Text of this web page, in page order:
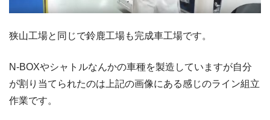
狭山工場と同じで鈴鹿工場も完成車工場です。
N-BOXやシャトルなんかの車種を製造していますが自分
が割り当てられたのは上記の画像にある感じのライン組立
作業です。